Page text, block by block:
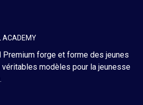
ACADEMY
Premium forge et forme des jeunes
véritables modèles pour la jeunesse